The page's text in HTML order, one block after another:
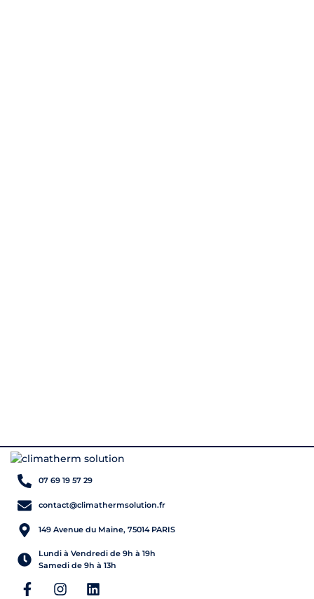
07 69 19 57 29
contact@climathermsolution.fr
149 Avenue du Maine, 75014 PARIS
Lundi à Vendredi de 9h à 19h
Samedi de 9h à 13h